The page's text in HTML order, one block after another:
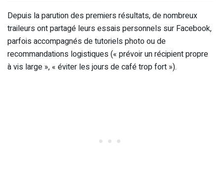
Depuis la parution des premiers résultats, de nombreux
traileurs ont partagé leurs essais personnels sur Facebook,
parfois accompagnés de tutoriels photo ou de
recommandations logistiques (« prévoir un récipient propre
à vis large », « éviter les jours de café trop fort »).